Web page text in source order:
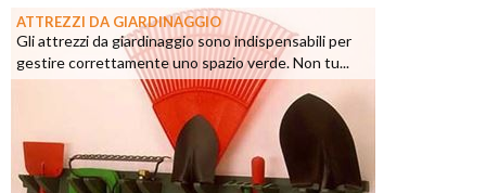
ATTREZZI DA GIARDINAGGIO
Gli attrezzi da giardinaggio sono indispensabili per
gestire correttamente uno spazio verde. Non tu...